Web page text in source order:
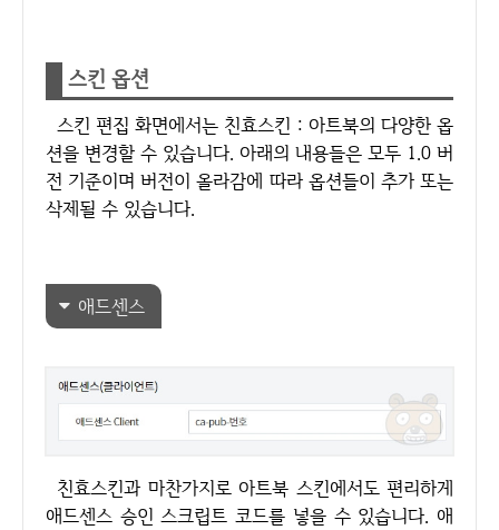
스킨 옵션
스킨 편집 화면에서는 친효스킨 : 아트북의 다양한 옵
션을 변경할 수 있습니다. 아래의 내용들은 모두 1.0 버
전 기준이며 버전이 올라감에 따라 옵션들이 추가 또는
삭제될 수 있습니다.
애드센스
친효스킨과 마찬가지로 아트북 스킨에서도 편리하게
애드센스 승인 스크립트 코드를 넣을 수 있습니다. 애